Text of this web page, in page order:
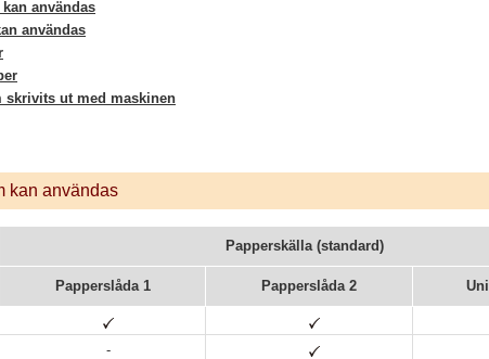
användas
användas
skrivits ut med maskinen
kan användas
Papperskälla (standard)
Papperslåda 1 Papperslåda 2
-